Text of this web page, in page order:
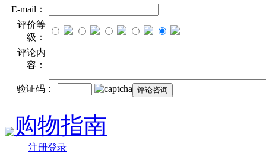
E-mail：
评价等
级：
评论内
容：
验证码：
购物指南
注册登录